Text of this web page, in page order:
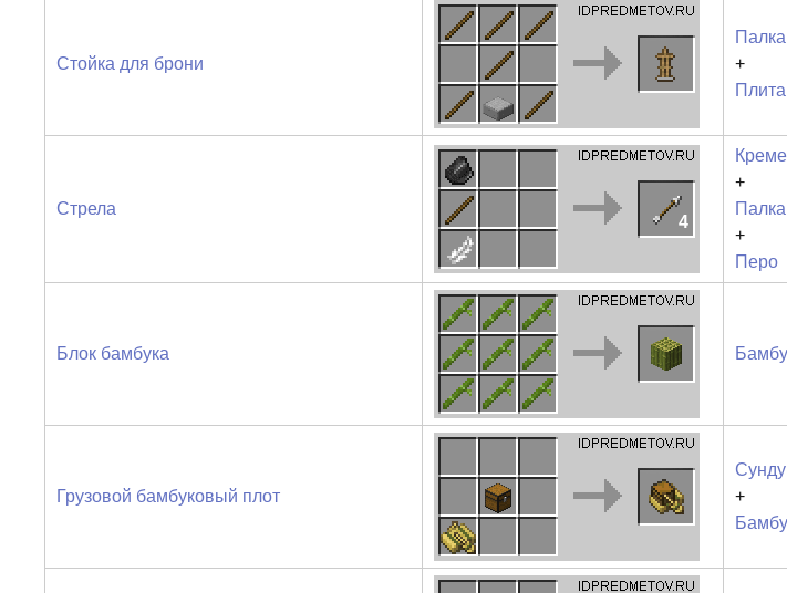
Стойка для брони
Палка
+
Стрела
4
+
Палка
+
Перо
Блок бамбука
Грузовой бамбуковый плот
+